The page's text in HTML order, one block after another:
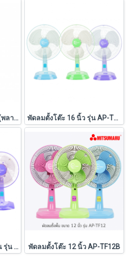
พัดลมตั้งโต๊ะ AP-TF16A (พลาสเทล) พัดลมตั้งโต๊ะ 16 นิ้ว รุ่น AP-TF16A
พัดลมตั้งโต๊ะ 12 นิ้ว ทูโทน รุ่น AP-TF12 ทูโทน พัดลมตั้งโต๊ะ 12 นิ้ว AP-TF12B